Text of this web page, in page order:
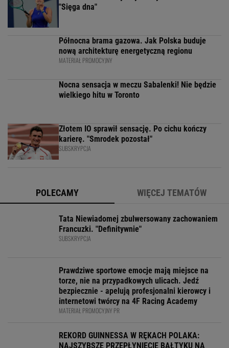
"Sięga dna"
Północna brama gazowa. Jak Polska buduje
nową architekturę energetyczną regionu
MATERIAŁ PROMOCYJNY
Nocna sensacja w meczu Sabalenki! Nie będzie
wielkiego hitu w Toronto
Złotem IO sprawił sensację. Po cichu kończy
karierę. "Smrodek pozostał"
SUBSKRYPCJA
POLECAMY WIĘCEJ TEMATÓW
Tata Niewiadomej zbulwersowany zachowaniem
Francuzki. "Definitywnie"
SUBSKRYPCJA
Prawdziwe sportowe emocje mają miejsce na
torze, nie na przypadkowych ulicach. Jedź
bezpiecznie - apelują profesjonalni kierowcy i
internetowi twórcy na 4F Racing Academy
MATERIAŁ PROMOCYJNY PR
REKORD GUINNESSA W RĘKACH POLAKA:
NAJSZYBSZE PRZEPŁYNIĘCIĘ BAŁTYKU NA